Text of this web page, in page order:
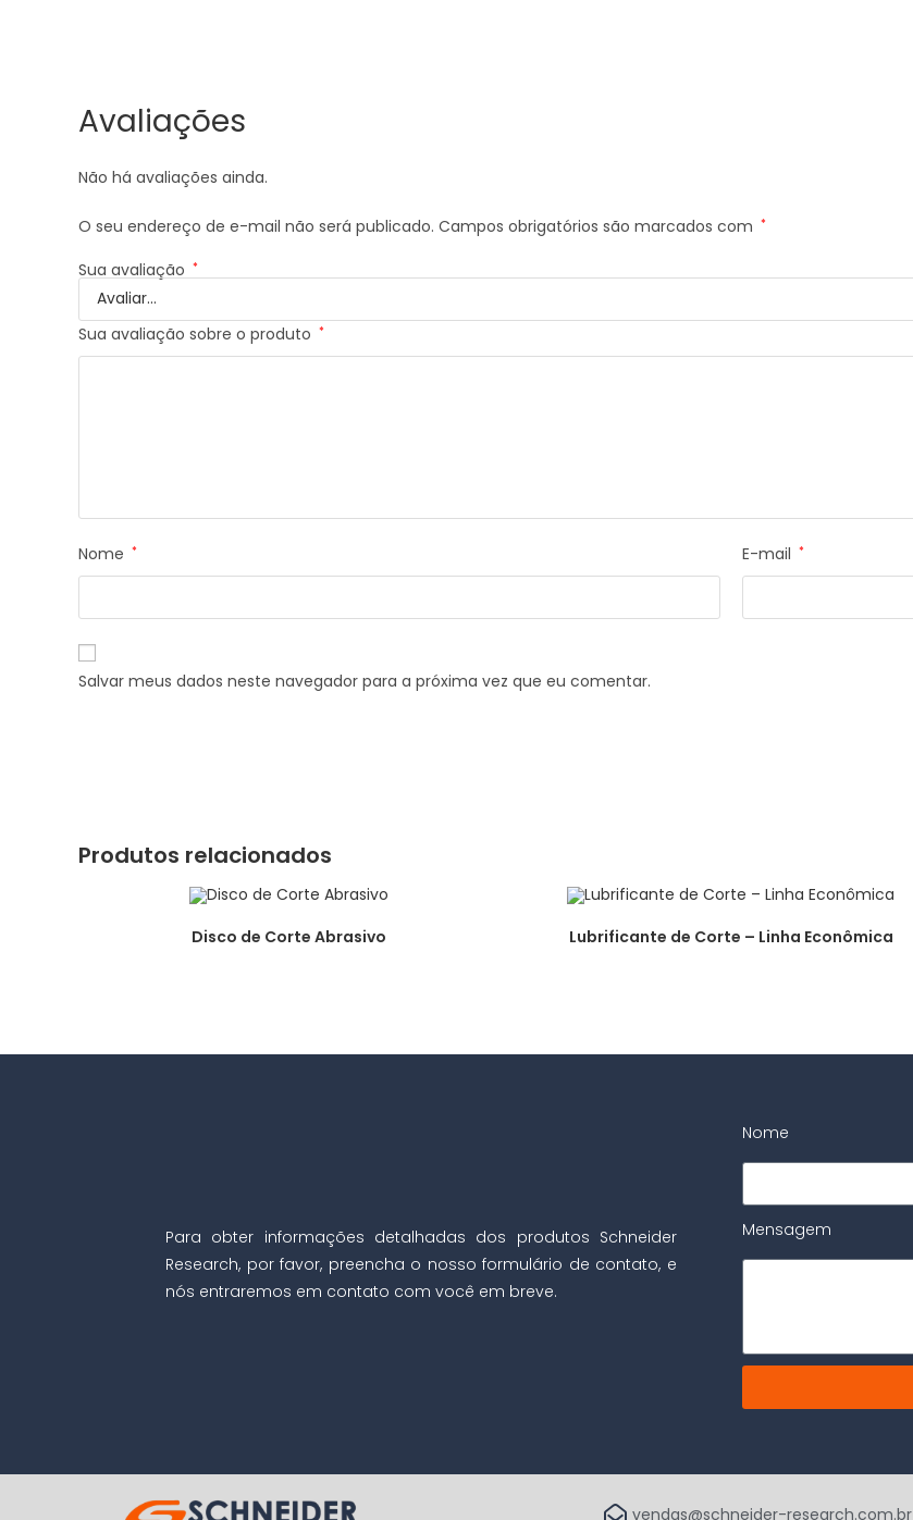
Avaliações
Não há avaliações ainda.
O seu endereço de e-mail não será publicado. Campos obrigatórios são marcados com *
Sua avaliação *
Sua avaliação sobre o produto *
Nome * E-mail *
Salvar meus dados neste navegador para a próxima vez que eu comentar.
Produtos relacionados
Disco de Corte Abrasivo Lubrificante de Corte – Linha Econômica
Para obter informações detalhadas dos produtos Schneider
Research, por favor, preencha o nosso formulário de contato, e
nós entraremos em contato com você em breve.
Nome
Mensagem
vendas@schneider-research.com.br